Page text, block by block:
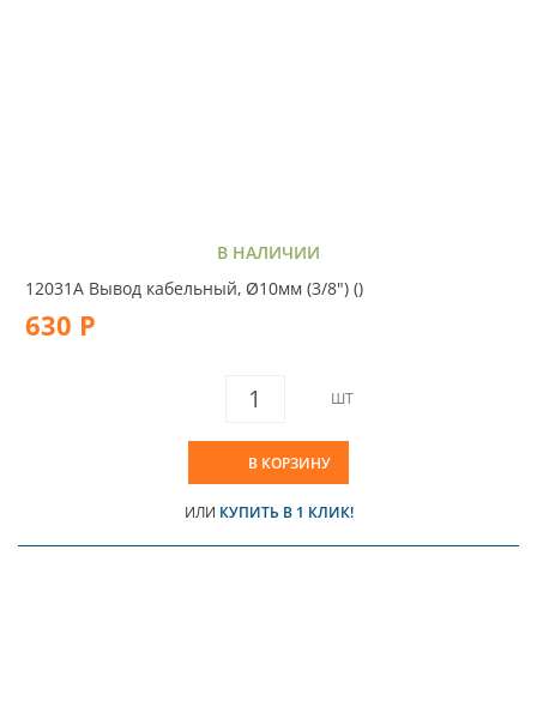
В НАЛИЧИИ
12031A Вывод кабельный, Ø10мм (3/8") ()
630 Р
ШТ
В КОРЗИНУ
ИЛИ КУПИТЬ В 1 КЛИК!